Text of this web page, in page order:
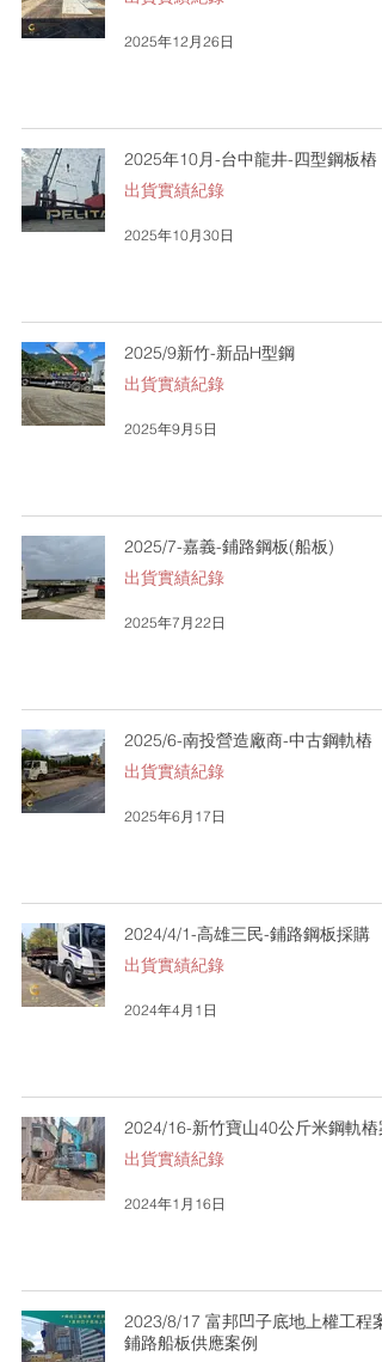
2025年12月26日
2025年10月-台中龍井-四型鋼板樁
出貨實績紀錄
2025年10月30日
2025/9新竹-新品H型鋼
出貨實績紀錄
2025年9月5日
2025/7-嘉義-鋪路鋼板(船板)
出貨實績紀錄
2025年7月22日
2025/6-南投營造廠商-中古鋼軌樁
出貨實績紀錄
2025年6月17日
2024/4/1-高雄三民-鋪路鋼板採購
出貨實績紀錄
2024年4月1日
2024/16-新竹寶山40公斤米鋼軌樁
出貨實績紀錄
2024年1月16日
2023/8/17 富邦凹子底地上權工程
鋪路船板供應案例